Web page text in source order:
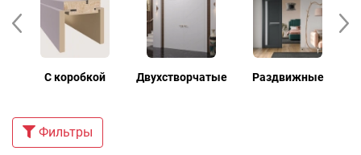
С коробкой Двухстворчатые Раздвижные
Фильтры